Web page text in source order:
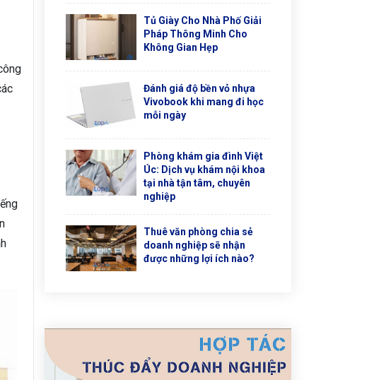
Tủ Giày Cho Nhà Phố Giải
Pháp Thông Minh Cho
Không Gian Hẹp
Đánh giá độ bền vỏ nhựa
Vivobook khi mang đi học
mỗi ngày
Phòng khám gia đình Việt
Úc: Dịch vụ khám nội khoa
tại nhà tận tâm, chuyên
nghiệp
Thuê văn phòng chia sẻ
doanh nghiệp sẽ nhận
được những lợi ích nào?